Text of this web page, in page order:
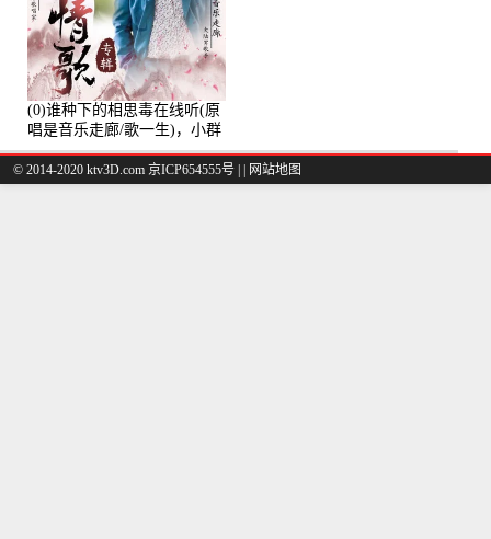
(0)谁种下的相思毒在线听(原
唱是音乐走廊/歌一生)，小群
演唱点播:8975次
© 2014-2020 ktv3D.com 京ICP654555号 | 网站地图